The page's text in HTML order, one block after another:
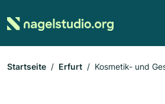
Startseite Erfurt Kosmetik- und